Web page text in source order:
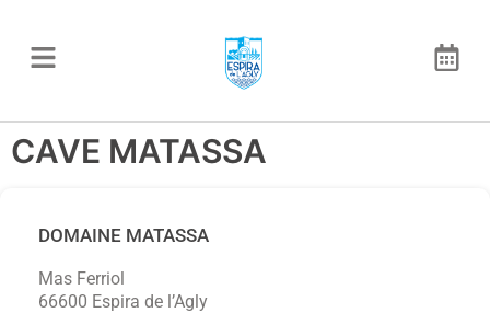
CAVE MATASSA
DOMAINE MATASSA
Mas Ferriol
66600 Espira de l’Agly